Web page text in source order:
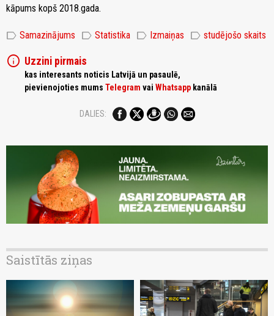
kāpums kopš 2018.gada.
label Samazinājums label Statistika label Izmaiņas label studējošo skaits
info Uzzini pirmais
kas interesants noticis Latvijā un pasaulē,
pievienojoties mums Telegram vai Whatsapp kanālā
DALIES:
Saistītās ziņas